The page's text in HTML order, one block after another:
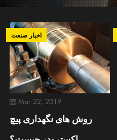
اخبار صنعت
Mar 22, 2019
روش های نگهداری پیچ